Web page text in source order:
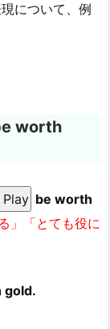
について、例
worth
Play be worth
」「とても役に
gold.